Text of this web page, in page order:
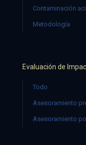
Contaminación
Metodología
Evaluación de
Todo
Asesoramiento
Asesoramiento